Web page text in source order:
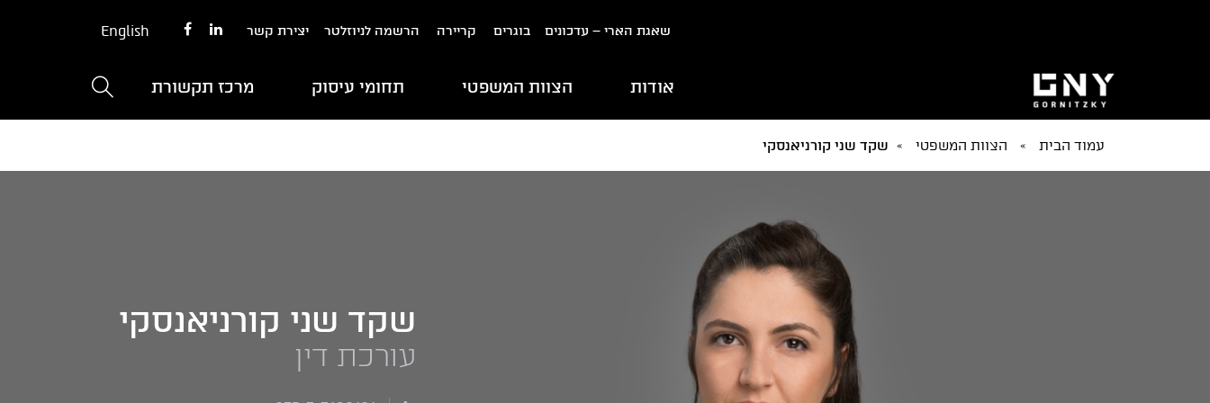
שאגת הארי – עדכונים בוגרים קריירה הרשמה לניוזלטר יצירת קשר English
אודות הצוות המשפטי תחומי עיסוק מרכז תקשורת
עמוד הבית » הצוות המשפטי » שקד שני קורניאנסקי
שקד שני קורניאנסקי
עורכת דין